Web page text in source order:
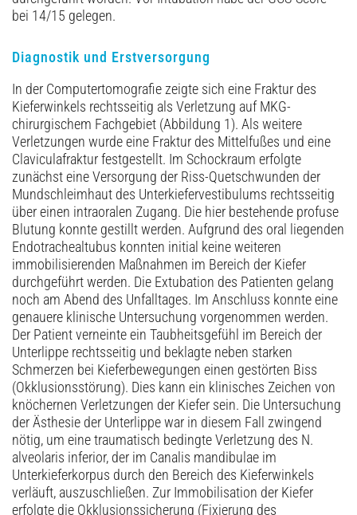
bei 14/15 gelegen.
Diagnostik und Erstversorgung
In der Computertomografie zeigte sich eine Fraktur des
Kieferwinkels rechtsseitig als Verletzung auf MKG-
chirurgischem Fachgebiet (Abbildung 1). Als weitere
Verletzungen wurde eine Fraktur des Mittelfußes und eine
Claviculafraktur festgestellt. Im Schockraum erfolgte
zunächst eine Versorgung der Riss-Quetschwunden der
Mundschleimhaut des Unterkiefervestibulums rechtsseitig
über einen intraoralen Zugang. Die hier bestehende profuse
Blutung konnte gestillt werden. Aufgrund des oral liegenden
Endo­trachealtubus konnten initial keine weiteren
immobilisierenden Maßnahmen im Bereich der Kiefer
durchgeführt werden. Die Extubation des Patienten gelang
noch am Abend des Unfalltages. Im Anschluss konnte eine
genauere klinische Untersuchung vorgenommen werden.
Der Patient verneinte ein Taubheitsgefühl im Bereich der
Unterlippe rechtsseitig und beklagte neben starken
Schmerzen bei Kieferbewegungen einen gestörten Biss
(Okklusionsstörung). Dies kann ein klinisches Zeichen von
knöchernen Verletzungen der Kiefer sein. Die Untersuchung
der Ästhesie der Unterlippe war in diesem Fall zwingend
nötig, um eine traumatisch bedingte Verletzung des N.
alveolaris inferior, der im Canalis mandibulae im
Unterkieferkorpus durch den Bereich des Kieferwinkels
verläuft, auszuschließen. Zur Immobilisation der Kiefer
erfolgte die Okklusions­sicherung (Fixierung des